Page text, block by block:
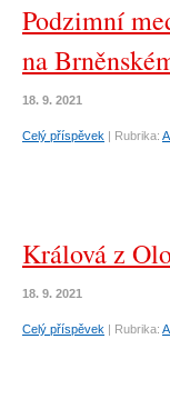
Podzimní
na
18. 9. 2021
Celý příspěvek | Rubrika:
Králová z
18. 9. 2021
Celý příspěvek | Rubrika: